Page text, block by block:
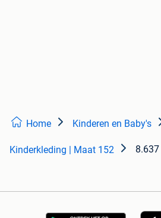
Home Kinderen en Baby's
Kinderkleding | Maat 152